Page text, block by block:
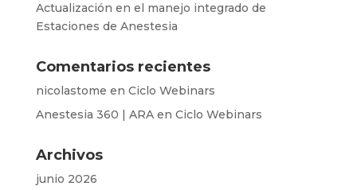
Actualización en el manejo integrado de
Estaciones de Anestesia
Comentarios recientes
nicolastome en Ciclo Webinars
Anestesia 360 | ARAen Ciclo Webinars
Archivos
junio 2026